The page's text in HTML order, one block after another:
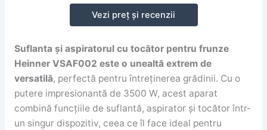
Vezi preț și recenzii
Suflanta și aspiratorul cu tocător pentru frunze
Heinner VSAF002 este o unealtă extrem de
versatilă, perfectă pentru întreținerea grădinii. Cu o
putere impresionantă de 3500 W, acest aparat
combină funcțiile de suflantă, aspirator și tocător într-
un singur dispozitiv, ceea ce îl face ideal pentru